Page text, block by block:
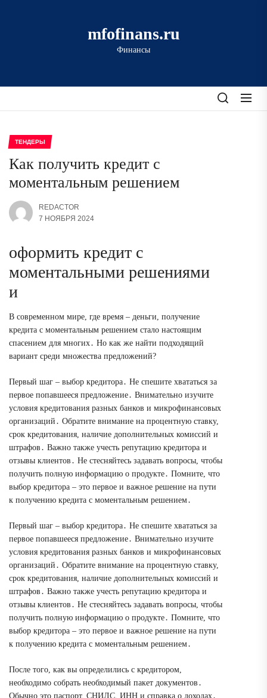
mfofinans.ru
Финансы
ТЕНДЕРЫ
Как получить кредит с
моментальным решением
REDACTOR
7 НОЯБРЯ 2024
оформить кредит с
моментальными решениями
и
В современном мире, где время – деньги, получение
кредита с моментальным решением стало настоящим
спасением для многих․ Но как же найти подходящий
вариант среди множества предложений?
Первый шаг – выбор кредитора․ Не спешите хвататься за
первое попавшееся предложение․ Внимательно изучите
условия кредитования разных банков и микрофинансовых
организаций․ Обратите внимание на процентную ставку,
срок кредитования, наличие дополнительных комиссий и
штрафов․ Важно также учесть репутацию кредитора и
отзывы клиентов․ Не стесняйтесь задавать вопросы, чтобы
получить полную информацию о продукте․ Помните, что
выбор кредитора – это первое и важное решение на пути
к получению кредита с моментальным решением․
Первый шаг – выбор кредитора․ Не спешите хвататься за
первое попавшееся предложение․ Внимательно изучите
условия кредитования разных банков и микрофинансовых
организаций․ Обратите внимание на процентную ставку,
срок кредитования, наличие дополнительных комиссий и
штрафов․ Важно также учесть репутацию кредитора и
отзывы клиентов․ Не стесняйтесь задавать вопросы, чтобы
получить полную информацию о продукте․ Помните, что
выбор кредитора – это первое и важное решение на пути
к получению кредита с моментальным решением․
После того, как вы определились с кредитором,
необходимо собрать необходимый пакет документов․
Обычно это паспорт, СНИЛС, ИНН и справка о доходах․